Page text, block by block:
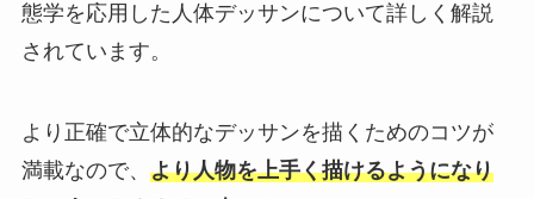
態学を応用した人体デッサンについて詳しく解説
されています。
より正確で立体的なデッサンを描くためのコツが
満載なので、 より人物を上手く描けるようになり